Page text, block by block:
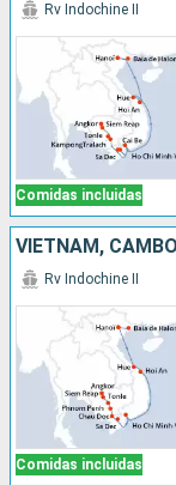
Comidas incluidas
Rv Indochine II
VIETNAM,
Comidas incluidas
Rv Indochine II